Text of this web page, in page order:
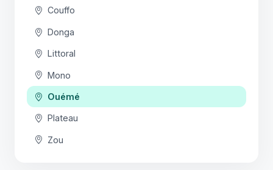
Couffo
Donga
Littoral
Mono
Ouémé
Plateau
Zou